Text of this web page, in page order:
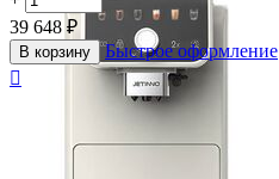
39 648 ₽
В корзину
Быстрое оформление
